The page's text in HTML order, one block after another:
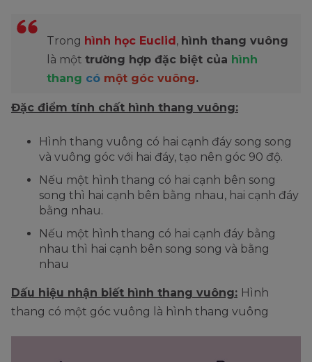
Trong hình học Euclid, hình thang vuông
là một trường hợp đặc biệt của hình
thang có một góc vuông.
Đặc điểm tính chất hình thang vuông:
Hình thang vuông có hai cạnh đáy song song
và vuông góc với hai đáy, tạo nên góc 90 độ.
Nếu một hình thang có hai cạnh bên song
song thì hai cạnh bên bằng nhau, hai cạnh đáy
bằng nhau.
Nếu một hình thang có hai cạnh đáy bằng
nhau thì hai cạnh bên song song và bằng
nhau
Dấu hiệu nhận biết hình thang vuông: Hình
thang có một góc vuông là hình thang vuông